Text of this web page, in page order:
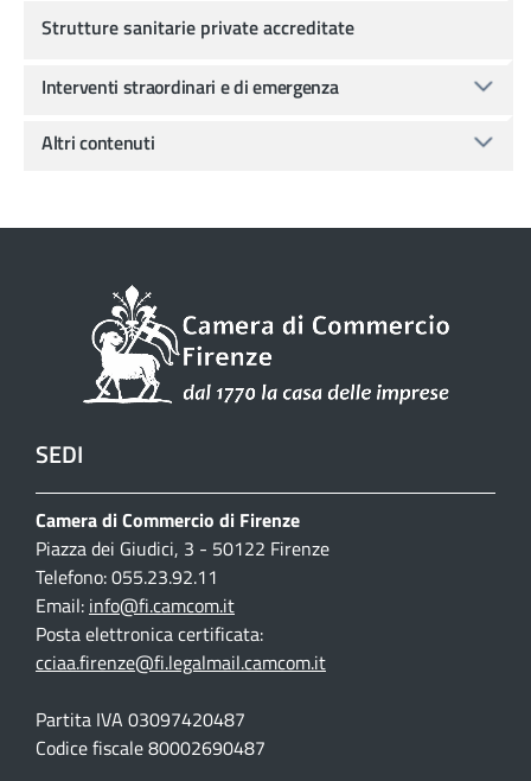
Strutture sanitarie private accreditate
Interventi straordinari e di emergenza
Altri contenuti
SEDI
Camera di Commercio di Firenze
Piazza dei Giudici, 3 - 50122 Firenze
Telefono: 055.23.92.11
Email: info@fi.camcom.it
Posta elettronica certificata:
cciaa.firenze@fi.legalmail.camcom.it
Partita IVA 03097420487
Codice fiscale 80002690487